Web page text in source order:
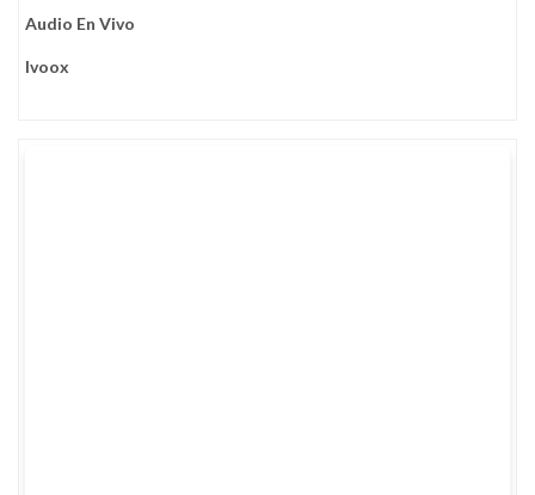
Audio En Vivo
Ivoox